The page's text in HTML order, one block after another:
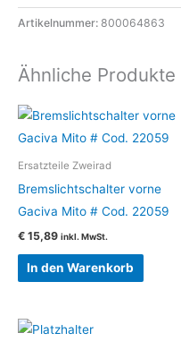
Artikelnummer: 800064863
Ähnliche Produkte
Ersatzteile Zweirad
Bremslichtschalter vorne
Gaciva Mito # Cod. 22059
€ 15,89 inkl. MwSt.
In den Warenkorb